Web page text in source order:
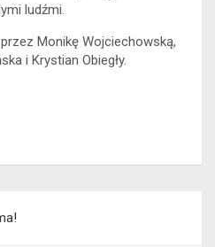
ludźmi.
Monikę Wojciechowską,
i Krystian Obiegły.